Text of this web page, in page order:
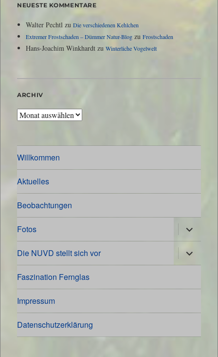
NEUESTE KOMMENTARE
Walter Pechtlzu Die verschiedenen Kehlchen
Extremer Frostschaden – Dümmer Natur-Blogzu Frostschaden
Hans-Joachim Winkhardtzu Winterliche Vogelwelt
ARCHIV
Archiv
Willkommen
Aktuelles
Beobachtungen
Fotos
öffnen
Die NUVD stellt sich vor
öffnen
Faszination Fernglas
Impressum
Datenschutzerklärung